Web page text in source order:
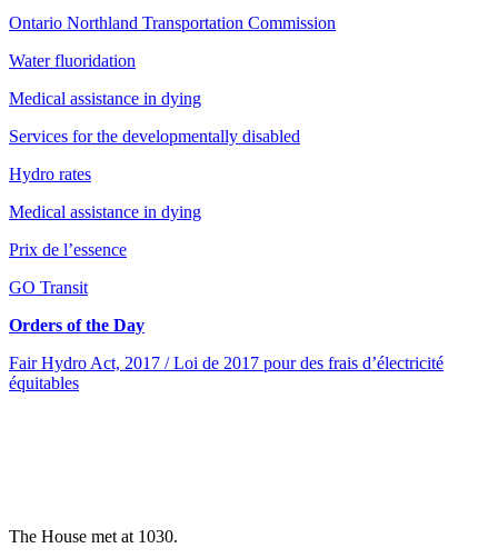
Ontario Northland Transportation Commission
Water fluoridation
Medical assistance in dying
Services for the developmentally disabled
Hydro rates
Medical assistance in dying
Prix de l’essence
GO Transit
Orders of the Day
Fair Hydro Act, 2017 / Loi de 2017 pour des frais d’électricité
équitables
The House met at 1030.